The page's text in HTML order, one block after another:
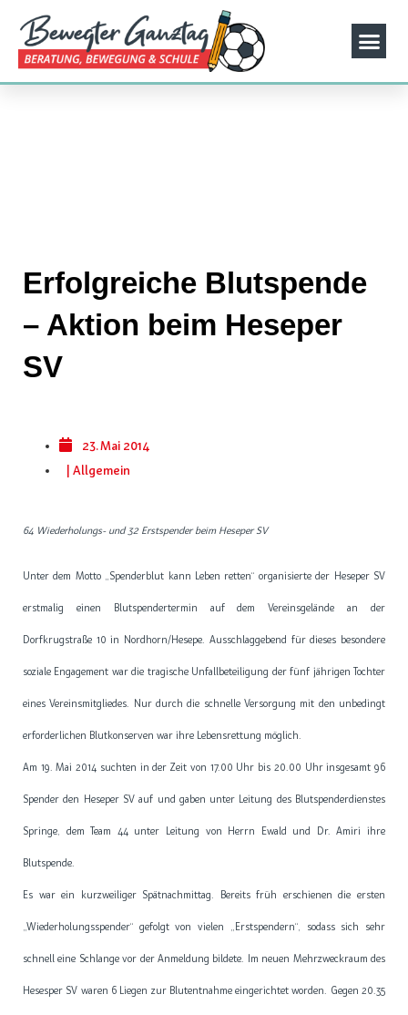
Erfolgreiche Blutspende
– Aktion beim Heseper
SV
23. Mai 2014
Allgemein
64 Wiederholungs- und 32 Erstspender beim Heseper SV
Unter dem Motto „Spenderblut kann Leben retten“ organisierte der Heseper SV
erstmalig einen Blutspendertermin auf dem Vereinsgelände an der
Dorfkrugstraße 10 in Nordhorn/Hesepe. Ausschlaggebend für dieses besondere
soziale Engagement war die tragische Unfallbeteiligung der fünf jährigen Tochter
eines Vereinsmitgliedes. Nur durch die schnelle Versorgung mit den unbedingt
erforderlichen Blutkonserven war ihre Lebensrettung möglich.
Am 19. Mai 2014 suchten in der Zeit von 17.00 Uhr bis 20.00 Uhr insgesamt 96
Spender den Heseper SV auf und gaben unter Leitung des Blutspenderdienstes
Springe, dem Team 44 unter Leitung von Herrn Ewald und Dr. Amiri ihre
Blutspende.
Es war ein kurzweiliger Spätnachmittag. Bereits früh erschienen die ersten
„Wiederholungsspender“ gefolgt von vielen „Erstspendern“, sodass sich sehr
schnell eine Schlange vor der Anmeldung bildete. Im neuen Mehrzweckraum des
Hesesper SV waren 6 Liegen zur Blutentnahme eingerichtet worden. Gegen 20.35